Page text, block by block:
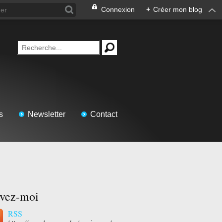
Connexion + Créer mon blog
Newsletter Contact
moi
RSS